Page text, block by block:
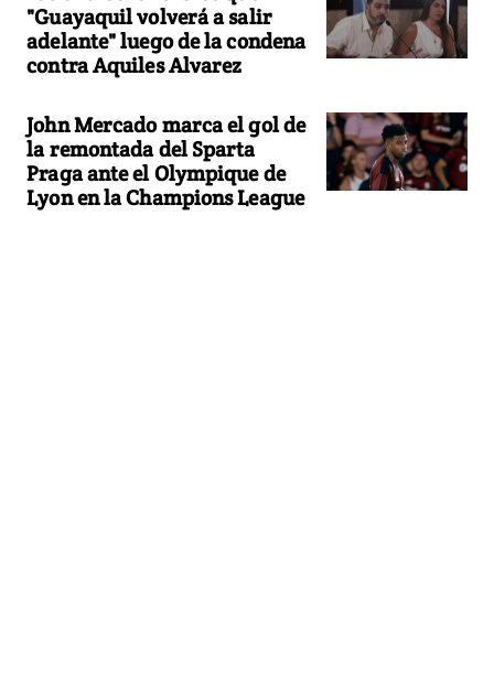
"Guayaquil volverá a salir
adelante" luego de la condena
contra Aquiles Alvarez
John Mercado marca el gol de
la remontada del Sparta
Praga ante el Olympique de
Lyon en la Champions League